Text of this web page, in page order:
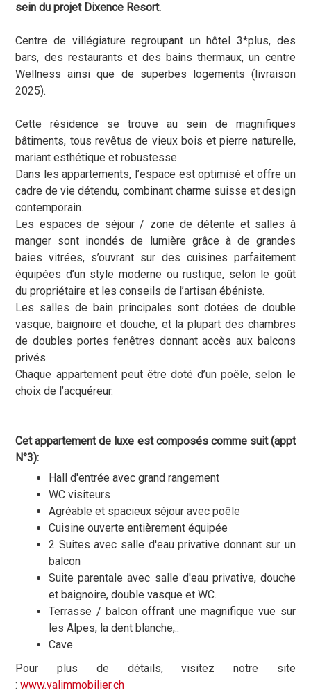
sein du projet Dixence Resort.
Centre de villégiature regroupant un hôtel 3*plus, des
bars, des restaurants et des bains thermaux, un centre
Wellness ainsi que de superbes logements (livraison
2025).
Cette résidence se trouve au sein de magnifiques
bâtiments, tous revêtus de vieux bois et pierre naturelle,
mariant esthétique et robustesse.
Dans les appartements, l’espace est optimisé et offre un
cadre de vie détendu, combinant charme suisse et design
contemporain.
Les espaces de séjour / zone de détente et salles à
manger sont inondés de lumière grâce à de grandes
baies vitrées, s’ouvrant sur des cuisines parfaitement
équipées d’un style moderne ou rustique, selon le goût
du propriétaire et les conseils de l’artisan ébéniste.
Les salles de bain principales sont dotées de double
vasque, baignoire et douche, et la plupart des chambres
de doubles portes fenêtres donnant accès aux balcons
privés.
Chaque appartement peut être doté d’un poêle, selon le
choix de l’acquéreur.
Cet appartement de luxe est composés comme suit (appt
N°3):
Hall d'entrée avec grand rangement
WC visiteurs
Agréable et spacieux séjour avec poêle
Cuisine ouverte entièrement équipée
2 Suites avec salle d'eau privative donnant sur un
balcon
Suite parentale avec salle d'eau privative, douche
et baignoire, double vasque et WC.
Terrasse / balcon offrant une magnifique vue sur
les Alpes, la dent blanche,..
Cave
Pour plus de détails, visitez notre site
:www.valimmobilier.ch